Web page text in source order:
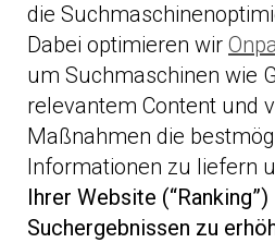
die
Dabei optimieren wir
um Suchmaschinen wie
relevantem Content und
Maßnahmen die
Informationen zu liefern
Ihrer Website (“Ranking”)
Suchergebnissen zu